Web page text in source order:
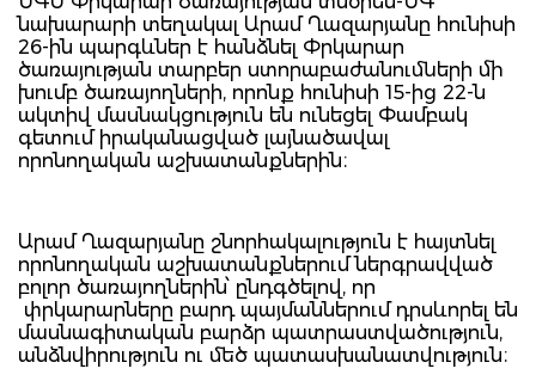
նախարարի տեղակալ Արամ Ղազարյանը հունիսի
26-ին պարգևներ է հանձնել Փրկարար
ծառայության տարբեր ստորաբաժանումների մի
խումբ ծառայողների, որոնք հունիսի 15-ից 22-ն
ակտիվ մասնակցություն են ունեցել Փամբակ
գետում իրականացված լայնածավալ
որոնողական աշխատանքներին։
Արամ Ղազարյանը շնորհակալություն է հայտնել
որոնողական աշխատանքներում ներգրավված
բոլոր ծառայողներին՝ ընդգծելով, որ
փրկարարները բարդ պայմաններում դրսևորել են
մասնագիտական բարձր պատրաստվածություն,
անձնվիրություն ու մեծ պատասխանատվություն։